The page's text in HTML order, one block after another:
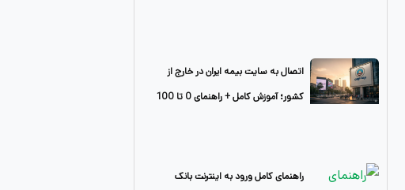
اتصال به سایت بیمه ایران در خارج از
کشور؛ آموزش کامل + راهنمای 0 تا 100
راهنمای کامل ورود به اینترنت بانک